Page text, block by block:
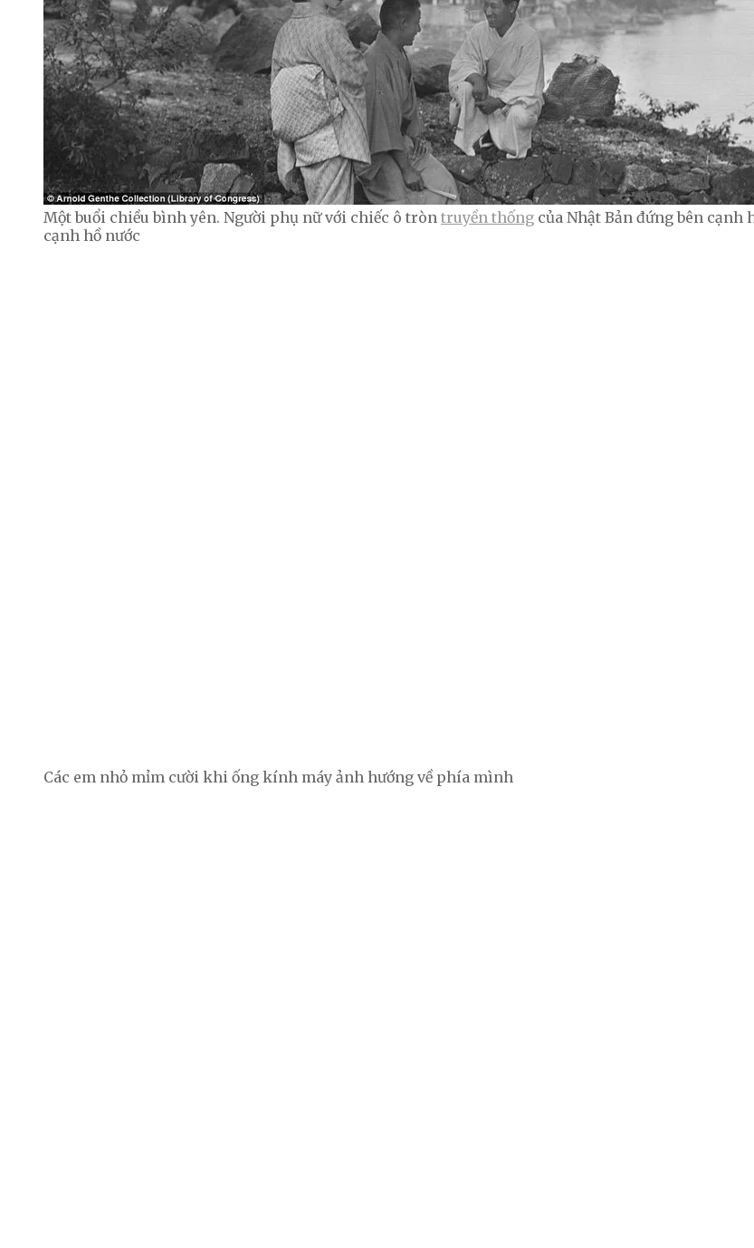
Một buổi chiều bình yên. Người phụ nữ với chiếc ô tròn truyền thống của Nhật Bản đứng bên
cạnh hồ nước
Các em nhỏ mỉm cười khi ống kính máy ảnh hướng về phía mình